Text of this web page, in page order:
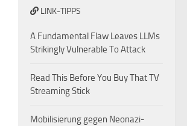
LINK-TIPPS
A Fundamental Flaw Leaves LLMs
Strikingly Vulnerable To Attack
Read This Before You Buy That TV
Streaming Stick
Mobilisierung gegen Neonazi-